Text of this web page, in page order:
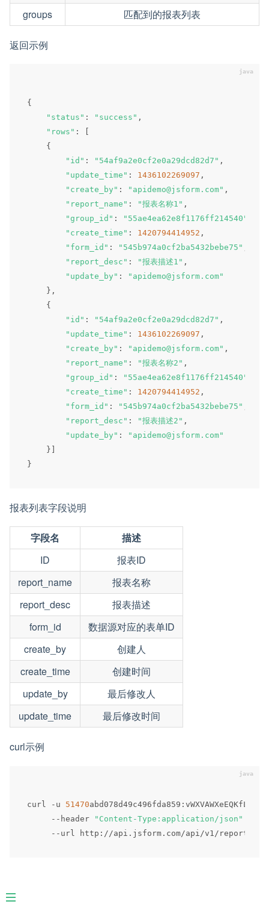
groups
匹配到的报表列表
返回示例
{
"status" : "success" ,
"rows" :
[
{
"id" : "54af9a2e0cf2e0a29dcd82d7" ,
"update_time" : 1436102269097 ,
"create_by" : "apidemo@jsform.com" ,
"report_name" : "报表名称1" ,
"group_id" : "55ae4ea62e8f1176ff214540"
"create_time" : 1420794414952 ,
"form_id" : "545b974a0cf2ba5432bebe75"
"report_desc" : "报表描述1" ,
"update_by" :
"apidemo@jsform.com"
} ,
{
"id" : "54af9a2e0cf2e0a29dcd82d7" ,
"update_time" : 1436102269097 ,
"create_by" : "apidemo@jsform.com" ,
"report_name" : "报表名称2" ,
"group_id" : "55ae4ea62e8f1176ff214540"
"create_time" : 1420794414952 ,
"form_id" : "545b974a0cf2ba5432bebe75"
"report_desc" : "报表描述2" ,
"update_by" :
"apidemo@jsform.com"
} ]
}
报表列表字段说明
字段名
描述
ID
报表ID
report_name
报表名称
report_desc
报表描述
form_id
数据源对应的表单ID
create_by
创建人
create_time
创建时间
update_by
最后修改人
update_time
最后修改时间
curl示例
curl - u 51470abd078d49c496fda859 :
-- header "Content-Type:application/json"
-- url http : / /api . jsform . com/api /v1 /